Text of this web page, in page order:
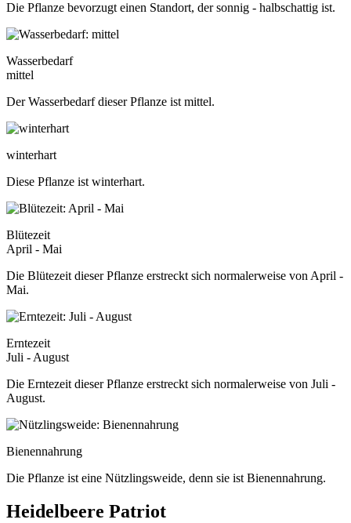
Die Pflanze bevorzugt einen Standort, der sonnig - halbschattig ist.
Wasserbedarf
mittel
Der Wasserbedarf dieser Pflanze ist mittel.
winterhart
Diese Pflanze ist winterhart.
Blütezeit
April - Mai
Die Blütezeit dieser Pflanze erstreckt sich normalerweise von April -
Mai.
Erntezeit
Juli - August
Die Erntezeit dieser Pflanze erstreckt sich normalerweise von Juli -
August.
Bienennahrung
Die Pflanze ist eine Nützlingsweide, denn sie ist Bienennahrung.
Heidelbeere Patriot